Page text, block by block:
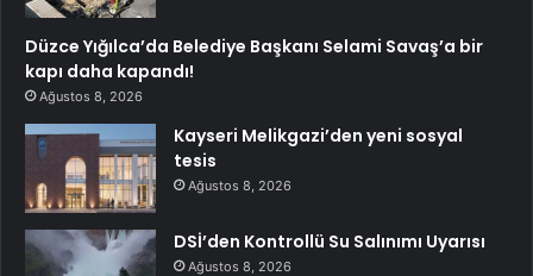
Düzce Yığılca’da Belediye Başkanı Selami Savaş’a bir
kapı daha kapandı!
Ağustos 8, 2026
Kayseri Melikgazi’den yeni sosyal
tesis
Ağustos 8, 2026
DSİ’den Kontrollü Su Salınımı Uyarısı
Ağustos 8, 2026